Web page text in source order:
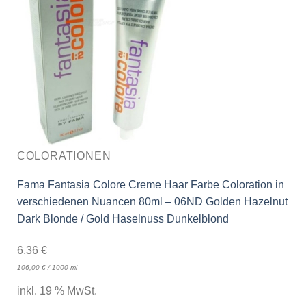
COLORATIONEN
Fama Fantasia Colore Creme Haar Farbe Coloration in
verschiedenen Nuancen 80ml – 06ND Golden Hazelnut
Dark Blonde / Gold Haselnuss Dunkelblond
6,36 €
106,00 €/ 1000 ml
inkl. 19 % MwSt.